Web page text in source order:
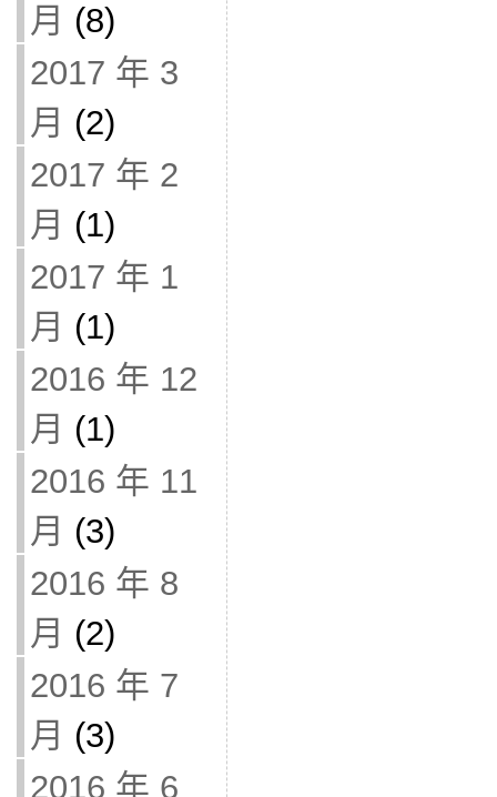
月 (8)
2017 年 3
月 (2)
2017 年 2
月 (1)
2017 年 1
月 (1)
2016 年 12
月 (1)
2016 年 11
月 (3)
2016 年 8
月 (2)
2016 年 7
月 (3)
2016 年 6